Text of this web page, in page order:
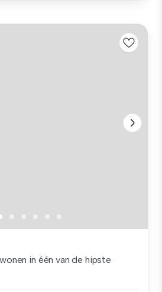
in één van de hipste